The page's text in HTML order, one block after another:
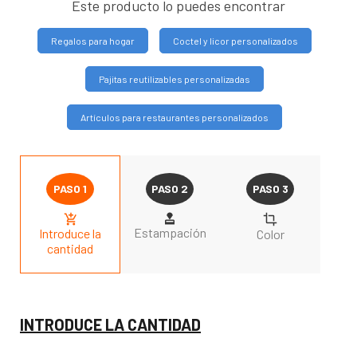
Este producto lo puedes encontrar
Regalos para hogar Coctel y licor personalizados
Pajitas reutilizables personalizadas
Artículos para restaurantes personalizados
Introduce la
cantidad
Estampación Color
INTRODUCE LA CANTIDAD